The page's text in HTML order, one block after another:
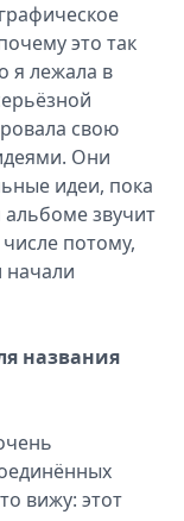
это так
я лежала в
свою
Они
идеи, пока
звучит
потому,
начали
названия
вижу: этот